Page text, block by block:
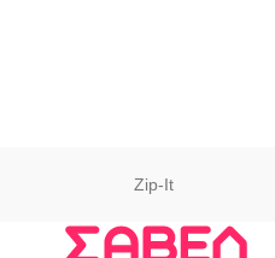
Zip-It